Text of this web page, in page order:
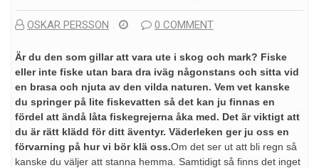
OSKAR PERSSON 0 COMMENT
Är du den som gillar att vara ute i skog och mark? Fiske
eller inte fiske utan bara dra iväg någonstans och sitta vid
en brasa och njuta av den vilda naturen. Vem vet kanske
du springer på lite fiskevatten så det kan ju finnas en
fördel att ändå låta fiskegrejerna åka med. Det är viktigt att
du är rätt klädd för ditt äventyr. Väderleken ger ju oss en
förvarning på hur vi bör klä oss.Om det ser ut att bli regn så
kanske du väljer att stanna hemma. Samtidigt så finns det inget